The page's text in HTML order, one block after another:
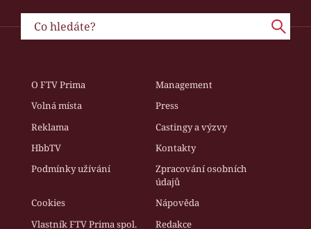
O FTV Prima
Management
Volná místa
Press
Reklama
Castingy a výzvy
HbbTV
Kontakty
Podmínky užívání
Zpracování osobních
údajů
Cookies
Nápověda
Vlastník FTV Prima spol.
Redakce